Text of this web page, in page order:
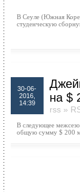
В Сеуле (Южная
студенческую
30-06-
2016,
14:39
на $
rss »
В следующее
общую сумму $ 200